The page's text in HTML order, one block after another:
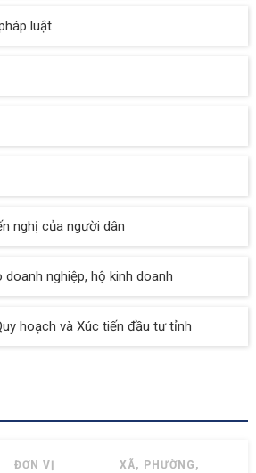
luật
nghị của người dân
nghiệp, hộ kinh doanh
hoạch và Xúc tiến đầu tư tỉnh
ĐƠN VỊ
XÃ, PHƯỜNG,